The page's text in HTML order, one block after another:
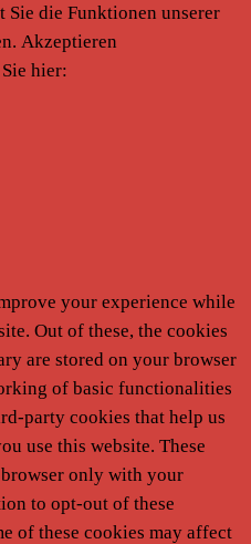
Sie die Funktionen unserer
Akzeptieren
hier:
your experience while
Out of these, the cookies
are stored on your browser
of basic functionalities
party cookies that help us
use this website. These
only with your
to opt-out of these
of these cookies may affect